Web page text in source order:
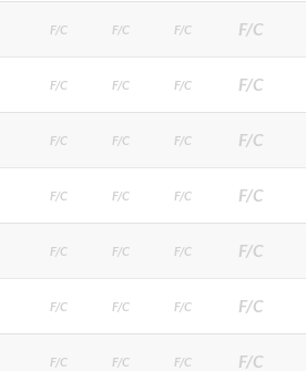
F/C F/C F/C F/C
F/C F/C F/C F/C
F/C F/C F/C F/C
F/C F/C F/C F/C
F/C F/C F/C F/C
F/C F/C F/C F/C
F/C F/C F/C F/C